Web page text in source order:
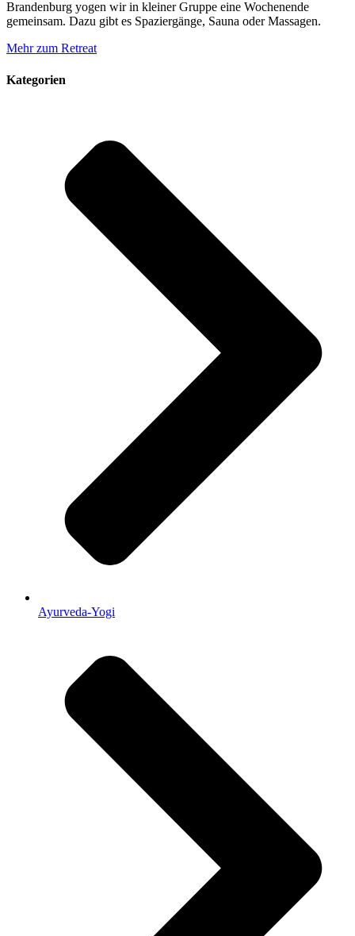
Brandenburg yogen wir in kleiner Gruppe eine Wochenende
gemeinsam. Dazu gibt es Spaziergänge, Sauna oder Massagen.
Mehr zum Retreat
Kategorien
Ayurveda-Yogi